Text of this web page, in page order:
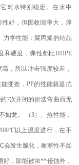
对水特别稳定。在水中
性好，但因收缩率大，厚
力学性能：聚丙烯的结晶
和硬度，弹性都比HDPE
，所以冲击强度较差，
变差， PP的性能就是抗
的7次开闭的折迭弯曲而无
如龙。 （3）、热性能：
100℃以上温度进行，在不
会发生脆化，耐寒性不如
好，除能被浓**侵蚀外，